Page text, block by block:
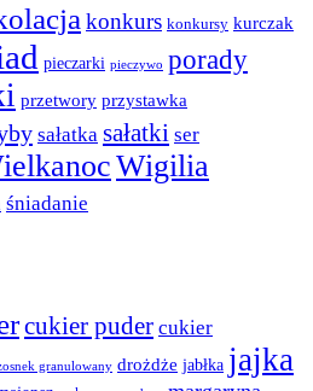
konkurs konkursy kurczak
pieczarki pieczywo porady
przetwory przystawka
sałatka sałatki ser
Wigilia
śniadanie
cukier puder cukier
granulowany drożdże jabłka jajka